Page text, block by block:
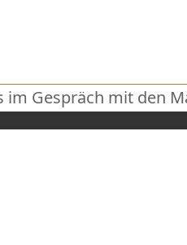
im Gespräch mit den